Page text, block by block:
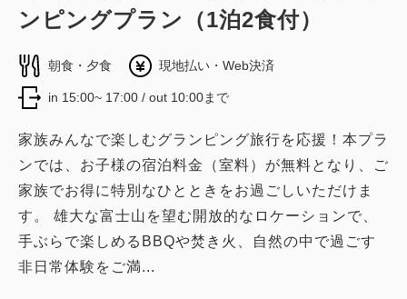
ンピングプラン（1泊2食付）
朝食・夕食 現地払い・Web決済
in 15:00~ 17:00 / out 10:00まで
家族みんなで楽しむグランピング旅行を応援！本プラ
ンでは、お子様の宿泊料金（室料）が無料となり、ご
家族でお得に特別なひとときをお過ごしいただけま
す。 雄大な富士山を望む開放的なロケーションで、
手ぶらで楽しめるBBQや焚き火、自然の中で過ごす
非日常体験をご満...